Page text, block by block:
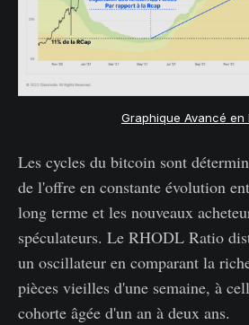
Graphique Avancé en
Les cycles du bitcoin sont
de l'offre en constante évolution
long terme et les nouveaux
spéculateurs. Le RHODL Ratio
un oscillateur en comparant la
pièces vieilles d'une semaine, à
cohorte âgée d'un an à deux ans.